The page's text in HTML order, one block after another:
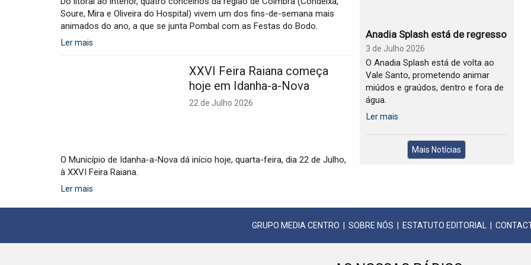
Soure, Mira e Oliveira do Hospital) vivem um dos fins-de-semana mais
animados do ano, a que se junta Pombal com as Festas do Bodo.
Ler mais
XXVI Feira Raiana começa
hoje em Idanha-a-Nova
22 de Julho 2026
O Município de Idanha-a-Nova dá início hoje, quarta-feira, dia 22 de Julho,
à XXVI Feira Raiana.
Ler mais
Anadia Splash está de regresso
3 de Julho 2026
O Anadia Splash está de volta ao
Vale Santo, prometendo animar
miúdos e graúdos, dentro e fora de
água.
Ler mais
Mais Notícias
GRUPO MEDIA CENTRO SOBRE NÓS ESTATUTO EDITORIAL